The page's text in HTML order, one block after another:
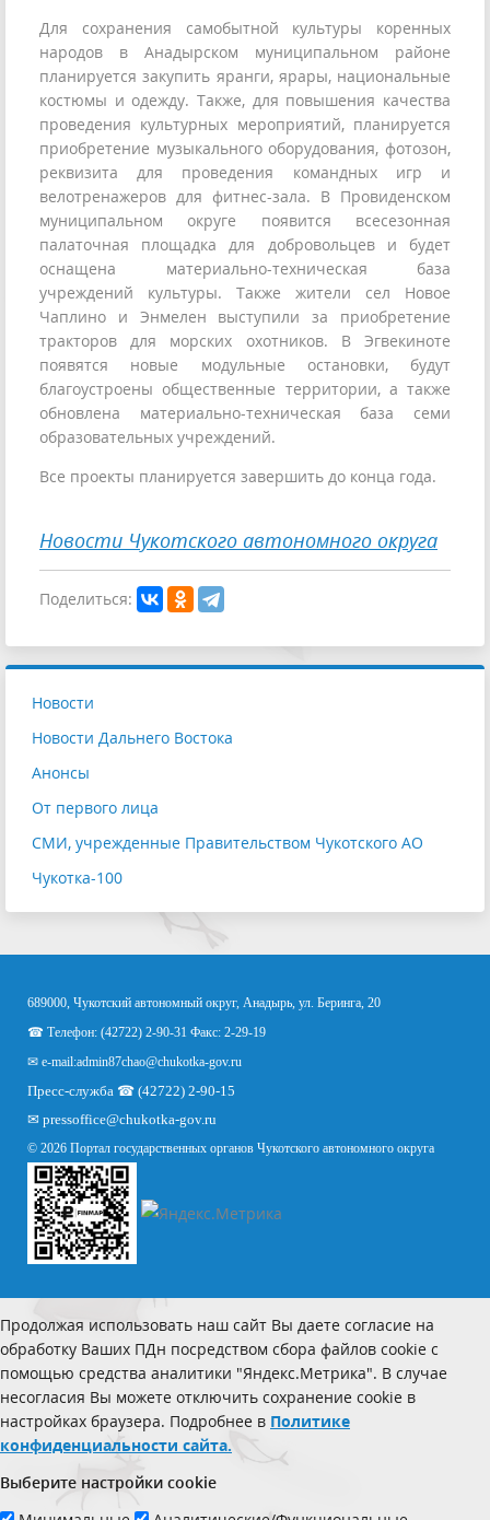
Для сохранения самобытной культуры коренных
народов в Анадырском муниципальном районе
планируется закупить яранги, ярары, национальные
костюмы и одежду. Также, для повышения качества
проведения культурных мероприятий, планируется
приобретение музыкального оборудования, фотозон,
реквизита для проведения командных игр и
велотренажеров для фитнес-зала. В Провиденском
муниципальном округе появится всесезонная
палаточная площадка для добровольцев и будет
оснащена материально-техническая база
учреждений культуры. Также жители сел Новое
Чаплино и Энмелен выступили за приобретение
тракторов для морских охотников. В Эгвекиноте
появятся новые модульные остановки, будут
благоустроены общественные территории, а также
обновлена материально-техническая база семи
образовательных учреждений.
Все проекты планируется завершить до конца года.
Новости Чукотского автономного округа
Поделиться:
Новости
Новости Дальнего Востока
Анонсы
От первого лица
СМИ, учрежденные Правительством Чукотского АО
Чукотка-100
689000, Чукотский автономный округ, Анадырь, ул. Беринга, 20
☎ Телефон: (42722) 2-90-31 Факс: 2-29-19
✉ e-mail:admin87chao@chukotka-gov.ru
Пресс-служба ☎ (42722) 2-90-15
✉ pressoffice@chukotka-gov.ru
© 2026 Портал государственных органов Чукотского автономного округа
Продолжая использовать наш сайт Вы даете согласие на
обработку Ваших ПДн посредством сбора файлов cookie с
помощью средства аналитики "Яндекс.Метрика". В случае
несогласия Вы можете отключить сохранение cookie в
настройках браузера. Подробнее в Политике
конфиденциальности сайта.
Выберите настройки cookie